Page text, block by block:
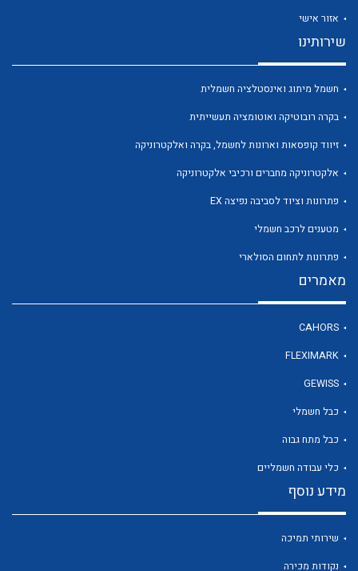
אזור אישי
שירותינו
חשמל מיתוג ואינסטלציה חשמלית
בקרה רובוטיקה ואוטומציה תעשייתית
זיווד קופסאות וארונות לחשמל, בקרה ואלקטרוניקה
אלקטרוניקה מחברים ורכיבי אלקטרוניקה
פתרונות וציוד לסביבה נפיצה EX
מטענים לרכב חשמלי
פתרונות לתחום הסולארי
מאמרים
CAHORS
FLEXIMARK
GEWISS
כבל חשמלי
כבל מתח גבוה
כלי עבודה חשמליים
מידע נוסף
שירותי תמיכה
נקודות מכירה